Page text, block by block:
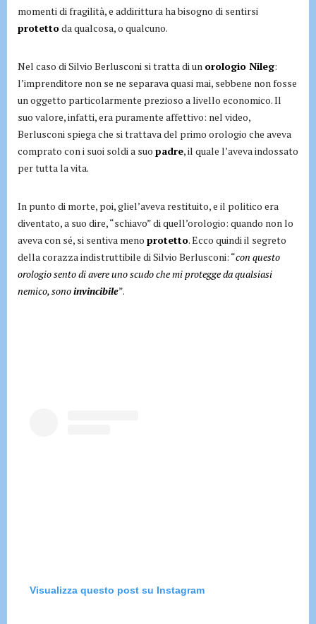
momenti di fragilità, e addirittura ha bisogno di sentirsi
protettoda qualcosa, o qualcuno.
Nel caso di Silvio Berlusconi si tratta di un orologio Nileg:
l’imprenditore non se ne separava quasi mai, sebbene non fosse
un oggetto particolarmente prezioso a livello economico. Il
suo valore, infatti, era puramente affettivo: nel video,
Berlusconi spiega che si trattava del primo orologio che aveva
comprato con i suoi soldi a suo padre, il quale l’aveva indossato
per tutta la vita.
In punto di morte, poi, gliel’aveva restituito, e il politico era
diventato, a suo dire, “schiavo” di quell’orologio: quando non lo
aveva con sé, si sentiva meno protetto. Ecco quindi il segreto
della corazza indistruttibile di Silvio Berlusconi: “con questo
orologio sento di avere uno scudo che mi protegge da qualsiasi
nemico, sonoinvincibile”.
Visualizza questo post su Instagram